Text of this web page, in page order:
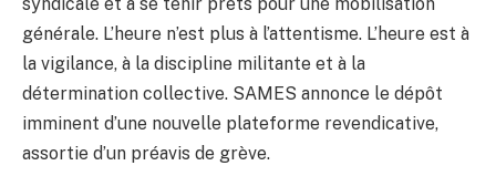
générale. L’heure n’est plus à l’attentisme. L’heure est à
la vigilance, à la discipline militante et à la
détermination collective. SAMES annonce le dépôt
imminent d’une nouvelle plateforme revendicative,
assortie d’un préavis de grève.